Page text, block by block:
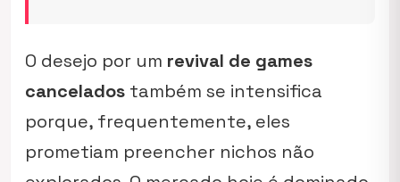
O desejo por um revival de games
cancelados também se intensifica
porque, frequentemente, eles
prometiam preencher nichos não